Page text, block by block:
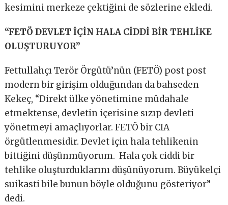
kesimini merkeze çektiğini de sözlerine ekledi.
“FETÖ DEVLET İÇİN HALA CİDDİ BİR TEHLİKE
OLUŞTURUYOR”
Fettullahçı Terör Örgütü’nün (FETÖ) post post
modern bir girişim olduğundan da bahseden
Kekeç, “Direkt ülke yönetimine müdahale
etmektense, devletin içerisine sızıp devleti
yönetmeyi amaçlıyorlar. FETÖ bir CIA
örgütlenmesidir. Devlet için hala tehlikenin
bittiğini düşünmüyorum. Hala çok ciddi bir
tehlike oluşturduklarını düşünüyorum. Büyükelçi
suikasti bile bunun böyle olduğunu gösteriyor”
dedi.